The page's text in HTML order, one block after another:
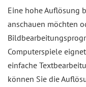
Eine hohe Auflösung
anschauen möchten
Computerspiele
einfache
können Sie die